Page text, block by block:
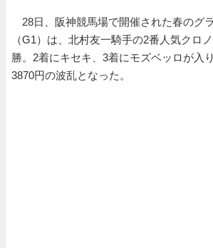
28日、阪神競馬場で開催された春のグ
（G1）は、北村友一騎手の2番人気クロ
勝。2着にキセキ、3着にモズベッロが入
3870円の波乱となった。